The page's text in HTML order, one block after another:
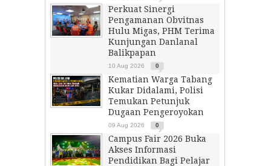
Perkuat Sinergi
Pengamanan Obvitnas
Hulu Migas, PHM Terima
Kunjungan Danlanal
Balikpapan
10 Aug 2026 0
Kematian Warga Tabang
Kukar Didalami, Polisi
Temukan Petunjuk
Dugaan Pengeroyokan
09 Aug 2026 0
Campus Fair 2026 Buka
Akses Informasi
Pendidikan Bagi Pelajar